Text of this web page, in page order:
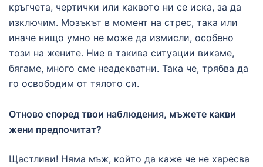
кръгчета, чертички или каквото ни се иска, за да
изключим. Мозъкът в момент на стрес, така или
иначе нищо умно не може да измисли, особено
този на жените. Ние в такива ситуации викаме,
бягаме, много сме неадекватни. Така че, трябва да
го освободим от тялото си.
Отново според твои наблюдения, мъжете какви
жени предпочитат?
Щастливи! Няма мъж, който да каже че не харесва